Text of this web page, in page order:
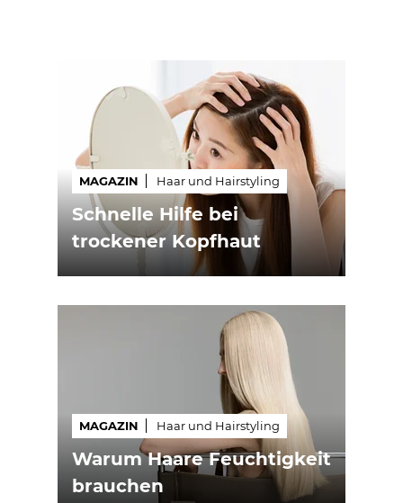
MAGAZIN Haar und Hairstyling
Schnelle Hilfe bei
trockener Kopfhaut
MAGAZIN Haar und Hairstyling
Warum Haare Feuchtigkeit
brauchen